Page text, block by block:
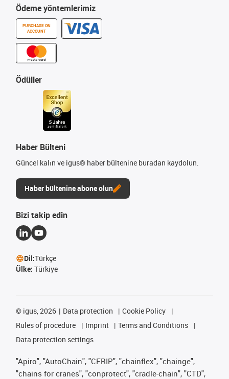
Ödeme yöntemlerimiz
PURCHASE ON
ACCOUNT
Ödüller
Haber Bülteni
Güncel kalın ve igus® haber bültenine buradan kaydolun.
Haber bültenine abone olun
Bizi takip edin
Dil:Türkçe
Ülke: Türkiye
© igus, 2026 Data protection
Cookie Policy
Rules of procedure
Imprint
Terms and Conditions
Data protection settings
"Apiro", "AutoChain", "CFRIP", "chainflex", "chainge",
"chains for cranes", "conprotect", "cradle-chain", "CTD",